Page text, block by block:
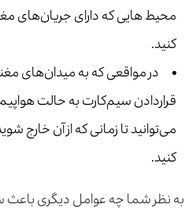
محیط هایی که دارای جریان‌های
کنید.
در مواقعی که به میدان‌های
می‌توانید تا زمانی که از آن خارج
کنید.
به نظر شما چه عوامل دیگری